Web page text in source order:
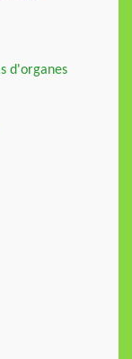
d'organes